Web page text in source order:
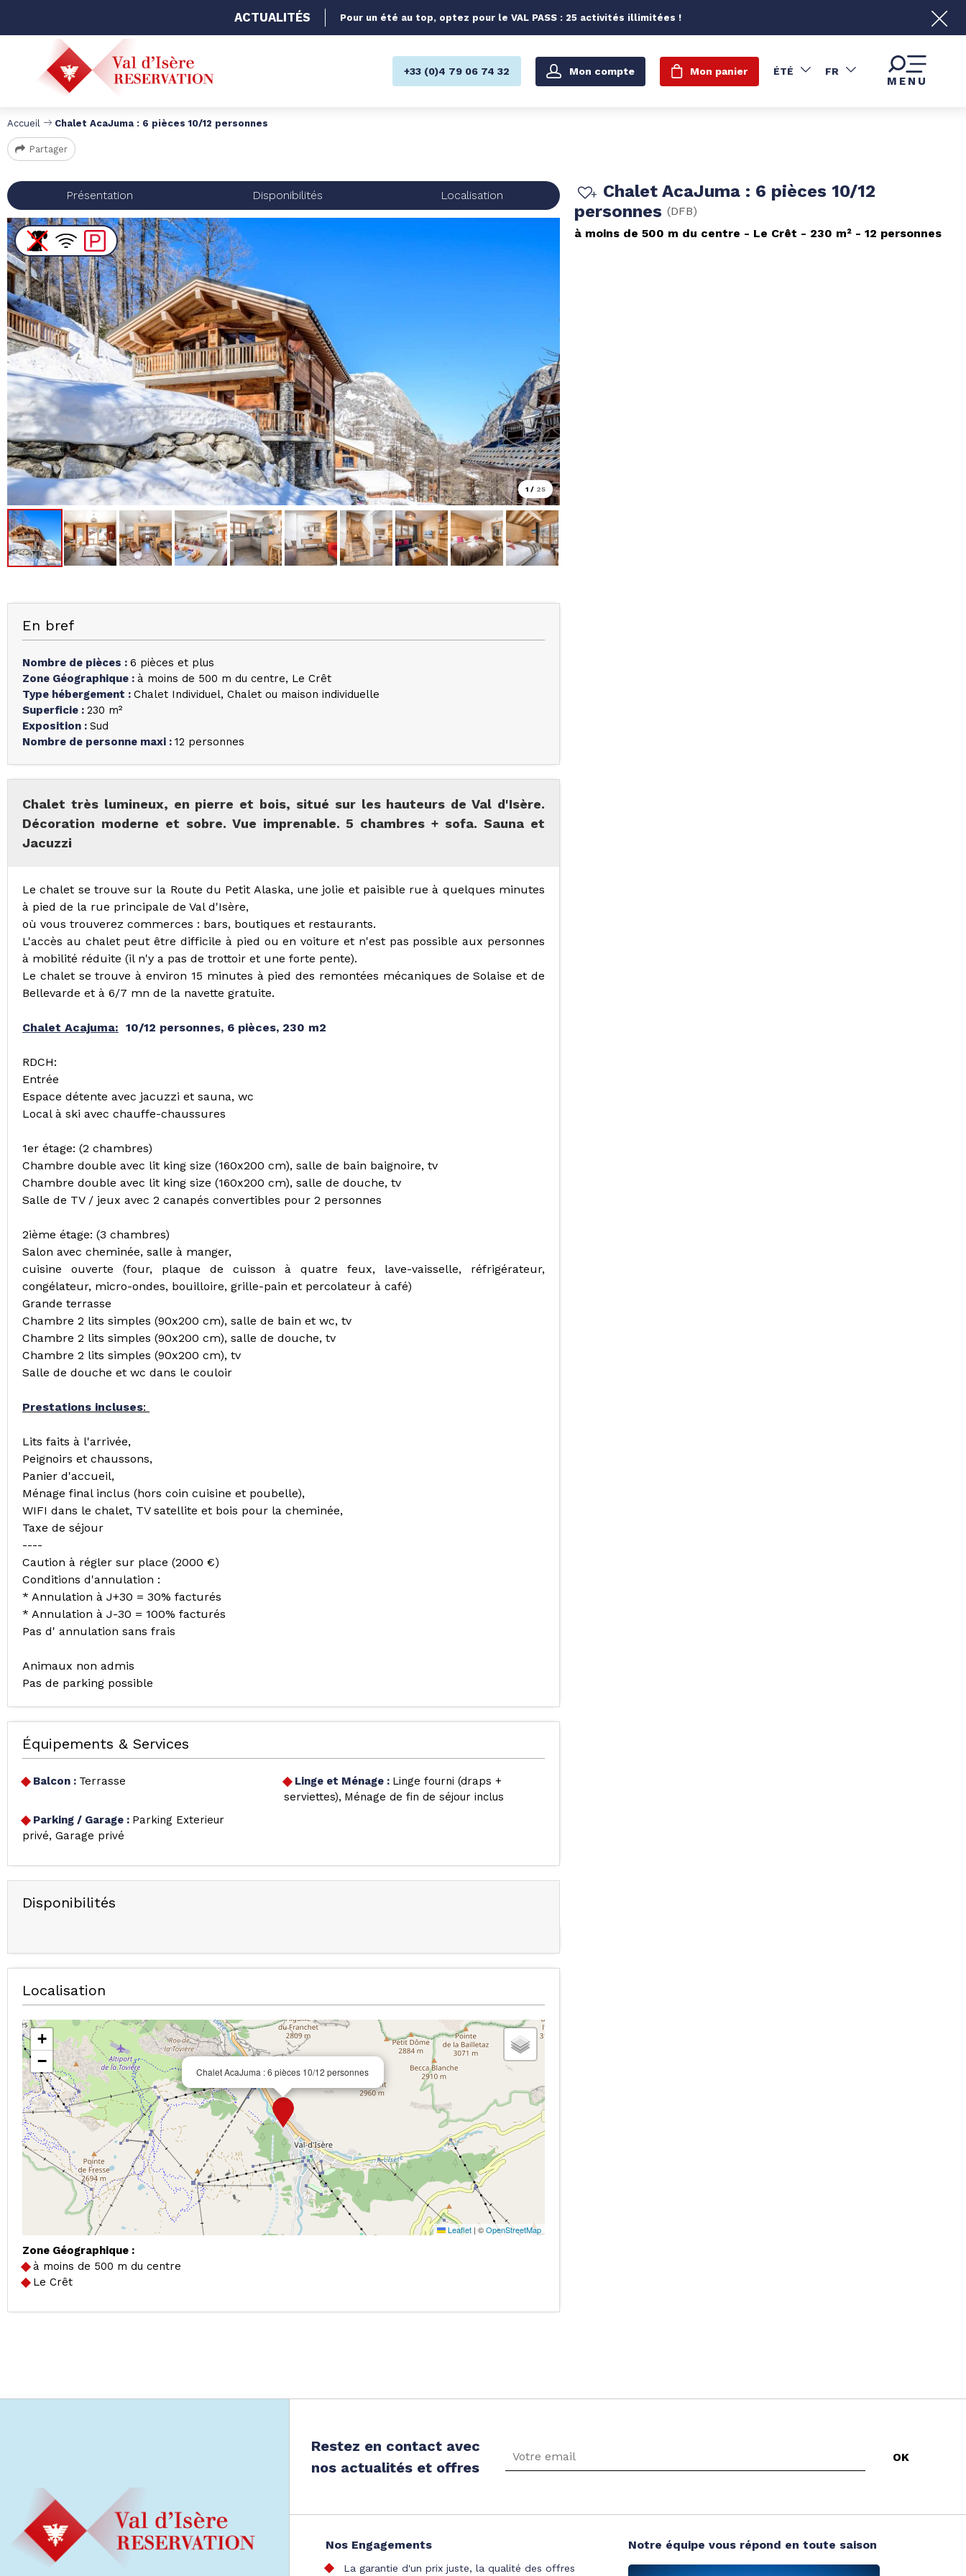
ACTUALITÉS Pour un été au top, optez pour le VAL PASS : 25 activités illimitées !
+33 (0)4 79 06 74 32 Mon compte Mon panier ÉTÉ FR
MENU
Accueil Chalet AcaJuma : 6 pièces 10/12 personnes
Partager
Présentation Disponibilités Localisation
1 / 25
Chalet AcaJuma : 6 pièces 10/12
personnes (DFB)
à moins de 500 m du centre
Le Crêt 230 m² 12 personnes
En bref
Nombre de pièces : 6 pièces et plus
Zone Géographique : à moins de 500 m du centre
Le Crêt
Type hébergement : Chalet Individuel Chalet ou maison individuelle
Superficie : 230 m²
Exposition : Sud
Nombre de personne maxi : 12 personnes
Chalet très lumineux, en pierre et bois, situé sur les hauteurs de Val d'Isère.
Décoration moderne et sobre. Vue imprenable. 5 chambres + sofa. Sauna et
Jacuzzi
Le chalet se trouve sur la Route du Petit Alaska, une jolie et paisible rue à quelques minutes
à pied de la rue principale de Val d'Isère,
où vous trouverez commerces : bars, boutiques et restaurants.
L'accès au chalet peut être difficile à pied ou en voiture et n'est pas possible aux personnes
à mobilité réduite (il n'y a pas de trottoir et une forte pente).
Le chalet se trouve à environ 15 minutes à pied des remontées mécaniques de Solaise et de
Bellevarde et à 6/7 mn de la navette gratuite.
Chalet Acajuma: 10/12 personnes, 6 pièces, 230 m2
RDCH:
Entrée
Espace détente avec jacuzzi et sauna, wc
Local à ski avec chauffe-chaussures
1er étage: (2 chambres)
Chambre double avec lit king size (160x200 cm), salle de bain baignoire, tv
Chambre double avec lit king size (160x200 cm), salle de douche, tv
Salle de TV / jeux avec 2 canapés convertibles pour 2 personnes
2ième étage: (3 chambres)
Salon avec cheminée, salle à manger,
cuisine ouverte (four, plaque de cuisson à quatre feux, lave-vaisselle, réfrigérateur,
congélateur, micro-ondes, bouilloire, grille-pain et percolateur à café)
Grande terrasse
Chambre 2 lits simples (90x200 cm), salle de bain et wc, tv
Chambre 2 lits simples (90x200 cm), salle de douche, tv
Chambre 2 lits simples (90x200 cm), tv
Salle de douche et wc dans le couloir
Prestations incluses:
Lits faits à l'arrivée,
Peignoirs et chaussons,
Panier d'accueil,
Ménage final inclus (hors coin cuisine et poubelle),
WIFI dans le chalet, TV satellite et bois pour la cheminée,
Taxe de séjour
----
Caution à régler sur place (2000 €)
Conditions d'annulation :
* Annulation à J+30 = 30% facturés
* Annulation à J-30 = 100% facturés
Pas d' annulation sans frais
Animaux non admis
Pas de parking possible
Équipements & Services
Balcon : Terrasse Linge et Ménage : Linge fourni (draps +
serviettes) Ménage de fin de séjour inclus
Parking / Garage : Parking Exterieur
privé Garage privé
Disponibilités
Localisation
Chalet AcaJuma : 6 pièces 10/12 personnes
+
−
Leaflet | ©OpenStreetMap
Zone Géographique :
à moins de 500 m du centre
Le Crêt
Restez en contact avec
nos actualités et offres
Nos Engagements
La garantie d'un prix juste, la qualité des offres
Notre équipe vous répond en toute saison